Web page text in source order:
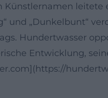
leitete
und „Dunkelbunt“
Hundertwasser
Entwicklung,